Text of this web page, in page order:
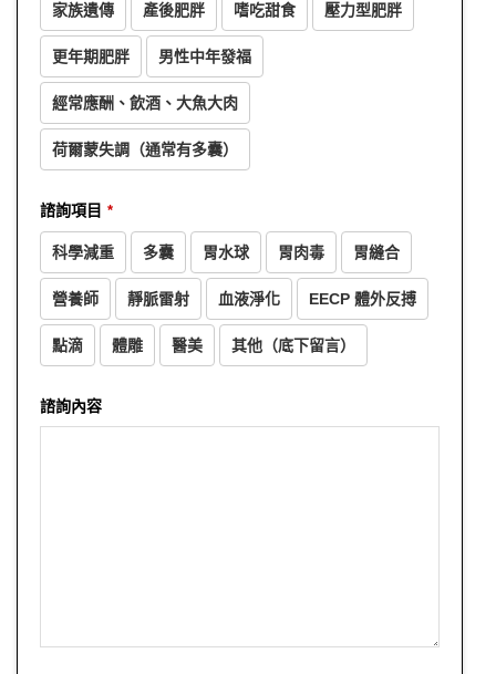
家族遺傳 產後肥胖 嗜吃甜食 壓力型肥胖
更年期肥胖 男性中年發福
經常應酬、飲酒、大魚大肉
荷爾蒙失調（通常有多囊）
諮詢項目 *
科學減重 多囊 胃水球 胃肉毒 胃縫合
營養師 靜脈雷射 血液淨化 EECP 體外反搏
點滴 體雕 醫美 其他（底下留言）
諮詢內容